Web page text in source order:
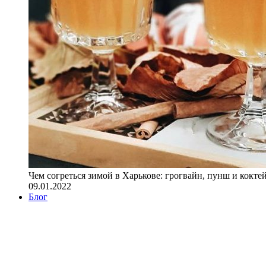
Чем согреться зимой в Харькове: грогвайн, пунш и
09.01.2022
Блог